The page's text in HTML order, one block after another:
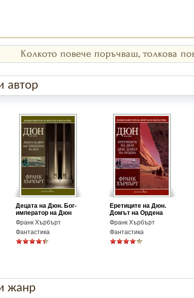
автор
Децата на Дюн. Бог-
император на Дюн
Франк Хърбърт
Фантастика
Еретиците на Дюн.
Домът на Ордена
Франк Хърбърт
Фантастика
жанр